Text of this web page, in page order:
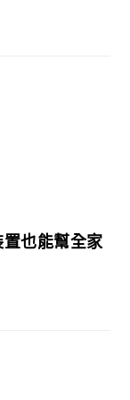
也能幫全家